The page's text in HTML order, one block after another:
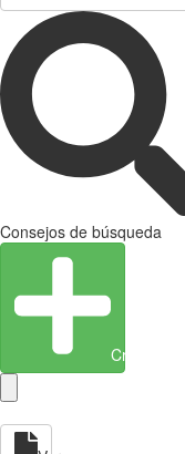
Consejos de búsqueda
Crear